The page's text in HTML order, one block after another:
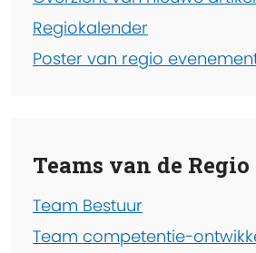
Regiokalender
Poster van regio
Teams van de Regio
Team Bestuur
Team competentie-